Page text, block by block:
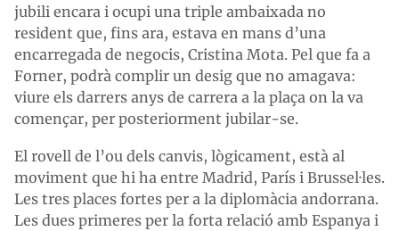
jubili encara i ocupi una triple ambaixada no
resident que, fins ara, estava en mans d’una
encarregada de negocis, Cristina Mota. Pel que fa a
Forner, podrà complir un desig que no amagava:
viure els darrers anys de carrera a la plaça on la va
començar, per posteriorment jubilar-se.
El rovell de l’ou dels canvis, lògicament, està al
moviment que hi ha entre Madrid, París i Brussel·les.
Les tres places fortes per a la diplomàcia andorrana.
Les dues primeres per la forta relació amb Espanya i